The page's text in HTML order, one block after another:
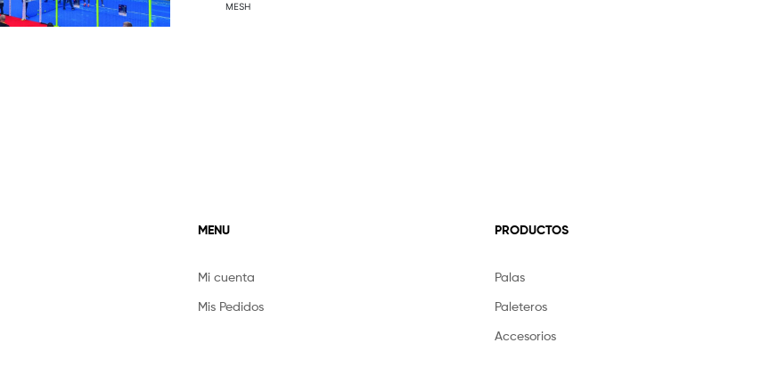
MESH
MENU
Mi cuenta
Mis Pedidos
PRODUCTOS
Palas
Paleteros
Accesorios